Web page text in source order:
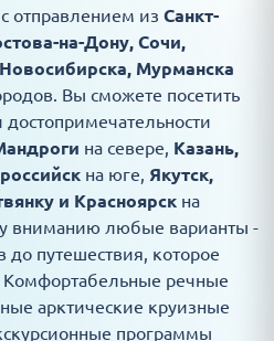
с отправлением из Санкт-
на-Дону, Сочи,
Мурманска
Вы сможете посетить
на севере, Казань,
на юге, Якутск,
и Красноярск на
вниманию любые варианты -
до путешествия, которое
Комфортабельные речные
арктические круизные
программы